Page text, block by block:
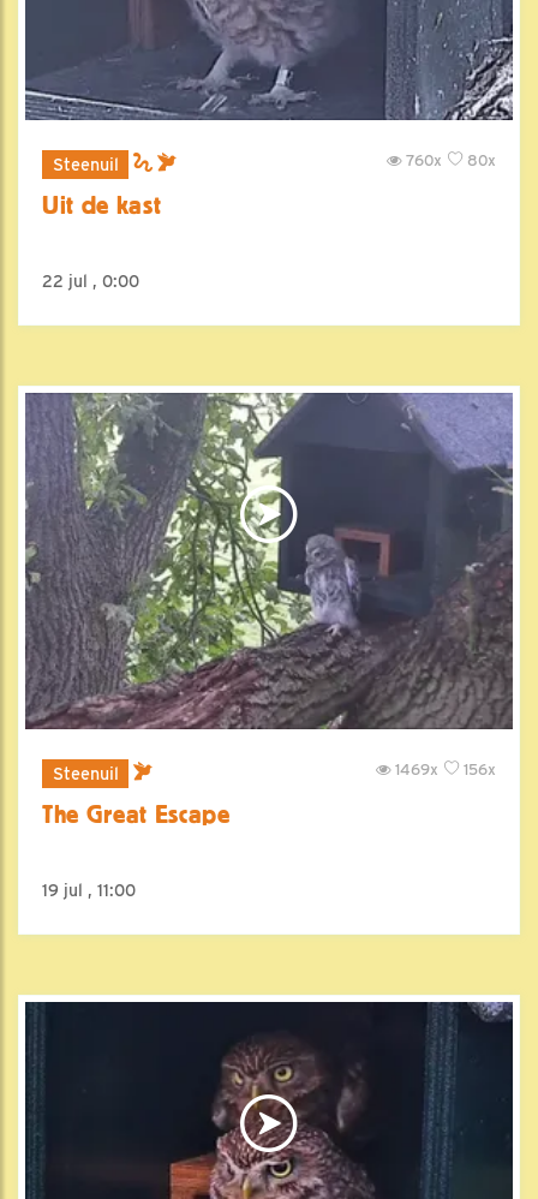
Steenuil 80x
760x
Uit de kast
22 jul , 0:00
Steenuil 156x
1469x
The Great Escape
19 jul , 11:00